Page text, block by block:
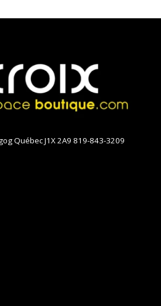
Québec J1X 2A9 819-843-3209